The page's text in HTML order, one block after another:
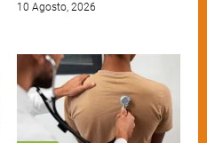
10 Agosto, 2026